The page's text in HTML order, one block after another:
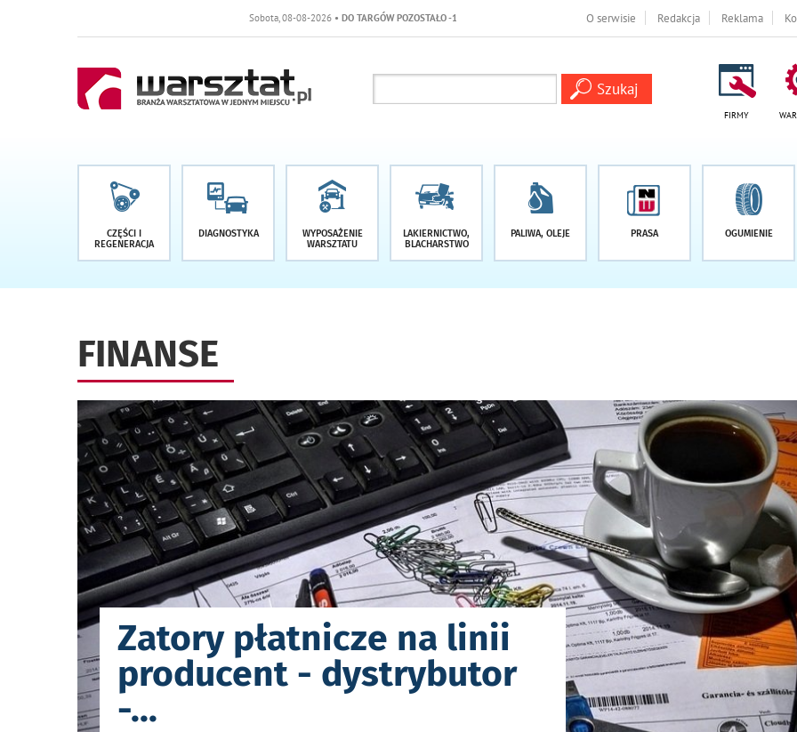
Sobota, 08-08-2026• DO TARGÓW POZOSTAŁO -1 DNI O serwisie Redakcja Reklama
FIRMY
CZĘŚCI I
REGENERACJA
DIAGNOSTYKA
WYPOSAŻENIE
WARSZTATU
LAKIERNICTWO,
BLACHARSTWO
PALIWA, OLEJE PRASA OGUMIENIE
FINANSE
Zatory płatnicze na linii
producent - dystrybutor
-...